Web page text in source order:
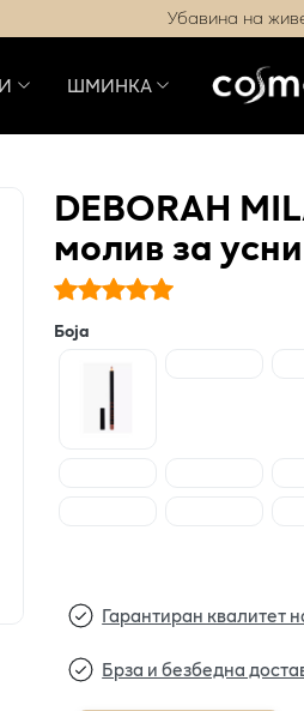
Убавина на
ШМИНКА
DEBORAH
молив за усни
Боја
Гарантиран квалитет
Брза и безбедна